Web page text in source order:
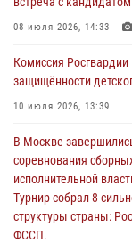
В Санкт-Петербурге
сотрудников
Росгвардейцы
30 июля 2026, 05:10
Псковская
вневедомственной
08 июля 2026, 14:33
Комиссия Росгвардии
защищённости
10 июля 2026, 13:39
В Москве
соревнования
исполнительной
Турнир собрал 8
структуры страны:
ФССП.